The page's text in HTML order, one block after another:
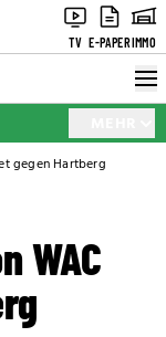
TV E-PAPERIMMO
gegen Hartberg
WAC